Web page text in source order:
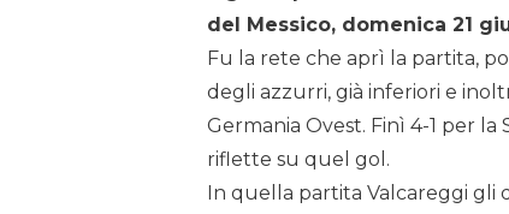
del Messico, domenica 21
Fu la rete che aprì la partita,
degli azzurri, già inferiori e
Germania Ovest. Finì 4-1 per
riflette su quel gol.
In quella partita Valcareggi gli